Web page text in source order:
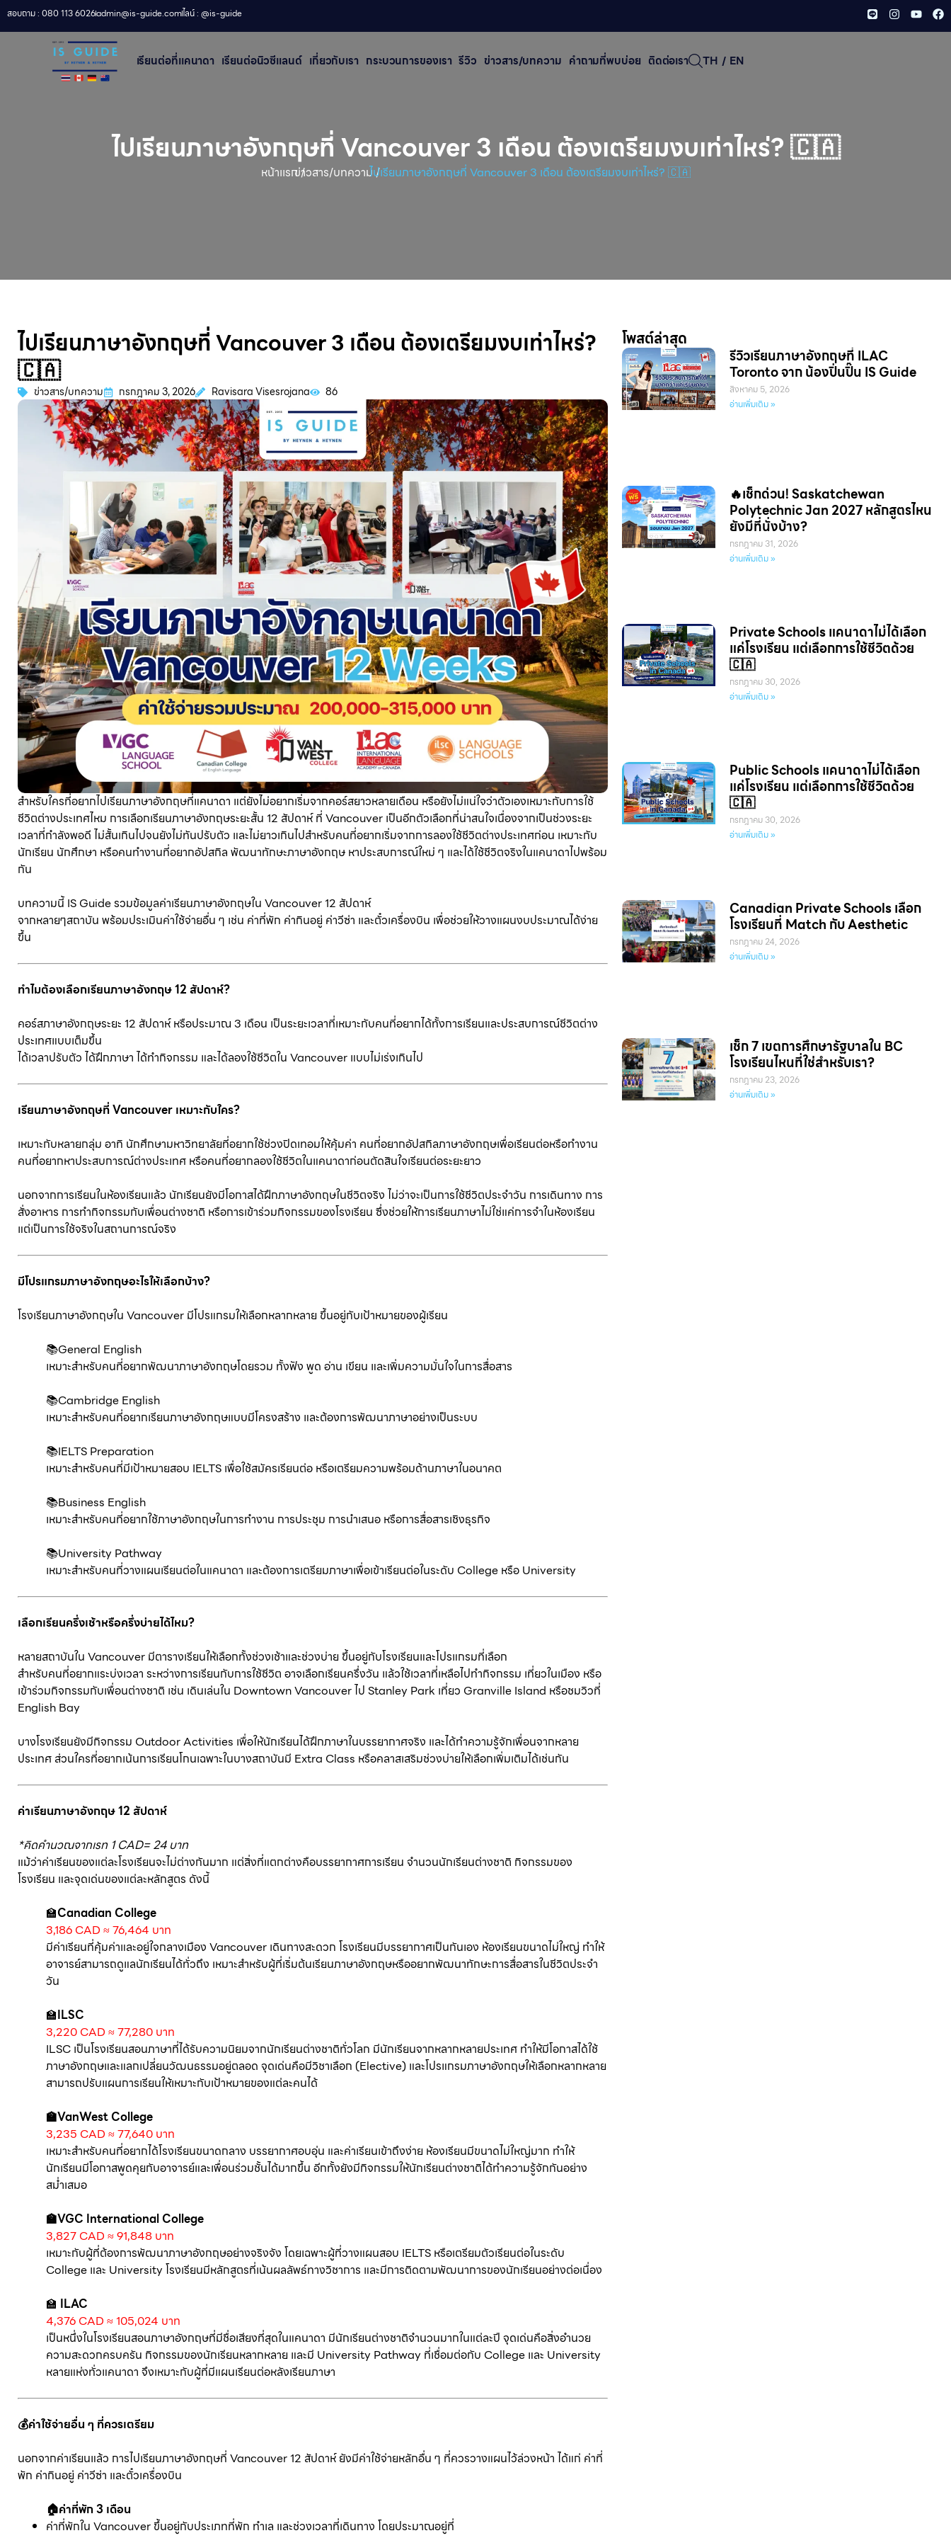
สอบถาม : 080 113 6026admin@is-guide.comไลน์ : @is-guide
เรียนต่อที่เเคนาดา เรียนต่อนิวซีแลนด์​ เกี่ยวกับเรา กระบวนการของเรา รีวิว ข่าวสาร/บทความ คําถามที่พบบ่อย ติดต่อเรา TH / EN
ไปเรียนภาษาอังกฤษที่ Vancouver 3 เดือน ต้องเตรียมงบเท่าไหร่? 🇨🇦
หน้าเเรก /ข่าวสาร/บทความ/
ไปเรียนภาษาอังกฤษที่ Vancouver 3 เดือน ต้องเตรียมงบเท่าไหร่? 🇨🇦
ไปเรียนภาษาอังกฤษที่ Vancouver 3 เดือน ต้องเตรียมงบเท่าไหร่?
🇨🇦
ข่าวสาร/บทความ กรกฎาคม 3, 2026 Ravisara Visesrojana 86
สำหรับใครที่อยากไปเรียนภาษาอังกฤษที่แคนาดา แต่ยังไม่อยากเริ่มจากคอร์สยาวหลายเดือน หรือยังไม่แน่ใจว่าตัวเองเหมาะกับการใช้
ชีวิตต่างประเทศไหม การเลือกเรียนภาษาอังกฤษระยะสั้น 12 สัปดาห์ ที่ Vancouver เป็นอีกตัวเลือกที่น่าสนใจเนื่องจากเป็นช่วงระยะ
เวลาที่กำลังพอดี ไม่สั้นเกินไปจนยังไม่ทันปรับตัว และไม่ยาวเกินไปสำหรับคนที่อยากเริ่มจากการลองใช้ชีวิตต่างประเทศก่อน เหมาะกับ
นักเรียน นักศึกษา หรือคนทำงานที่อยากอัปสกิล พัฒนาทักษะภาษาอังกฤษ หาประสบการณ์ใหม่ ๆ และได้ใช้ชีวิตจริงในแคนาดาไปพร้อม
กัน
บทความนี้ IS Guide รวมข้อมูลค่าเรียนภาษาอังกฤษใน Vancouver 12 สัปดาห์
จากหลายๆสถาบัน พร้อมประเมินค่าใช้จ่ายอื่น ๆ เช่น ค่าที่พัก ค่ากินอยู่ ค่าวีซ่า และตั๋วเครื่องบิน เพื่อช่วยให้วางแผนงบประมาณได้ง่าย
ขึ้น
ทำไมต้องเลือกเรียนภาษาอังกฤษ 12 สัปดาห์?
คอร์สภาษาอังกฤษระยะ 12 สัปดาห์ หรือประมาณ 3 เดือน เป็นระยะเวลาที่เหมาะกับคนที่อยากได้ทั้งการเรียนและประสบการณ์ชีวิตต่าง
ประเทศแบบเต็มขึ้น
ได้เวลาปรับตัว ได้ฝึกภาษา ได้ทำกิจกรรม และได้ลองใช้ชีวิตใน Vancouver แบบไม่เร่งเกินไป
เรียนภาษาอังกฤษที่ Vancouver เหมาะกับใคร?
เหมาะกับหลายกลุ่ม อาทิ นักศึกษามหาวิทยาลัยที่อยากใช้ช่วงปิดเทอมให้คุ้มค่า คนที่อยากอัปสกิลภาษาอังกฤษเพื่อเรียนต่อหรือทำงาน
คนที่อยากหาประสบการณ์ต่างประเทศ หรือคนที่อยากลองใช้ชีวิตในแคนาดาก่อนตัดสินใจเรียนต่อระยะยาว
นอกจากการเรียนในห้องเรียนแล้ว นักเรียนยังมีโอกาสได้ฝึกภาษาอังกฤษในชีวิตจริง ไม่ว่าจะเป็นการใช้ชีวิตประจำวัน การเดินทาง การ
สั่งอาหาร การทำกิจกรรมกับเพื่อนต่างชาติ หรือการเข้าร่วมกิจกรรมของโรงเรียน ซึ่งช่วยให้การเรียนภาษาไม่ใช่แค่การจำในห้องเรียน
แต่เป็นการใช้จริงในสถานการณ์จริง
มีโปรแกรมภาษาอังกฤษอะไรให้เลือกบ้าง?
โรงเรียนภาษาอังกฤษใน Vancouver มีโปรแกรมให้เลือกหลากหลาย ขึ้นอยู่กับเป้าหมายของผู้เรียน
📚General English
เหมาะสำหรับคนที่อยากพัฒนาภาษาอังกฤษโดยรวม ทั้งฟัง พูด อ่าน เขียน และเพิ่มความมั่นใจในการสื่อสาร
📚Cambridge English
เหมาะสำหรับคนที่อยากเรียนภาษาอังกฤษแบบมีโครงสร้าง และต้องการพัฒนาภาษาอย่างเป็นระบบ
📚IELTS Preparation
เหมาะสำหรับคนที่มีเป้าหมายสอบ IELTS เพื่อใช้สมัครเรียนต่อ หรือเตรียมความพร้อมด้านภาษาในอนาคต
📚Business English
เหมาะสำหรับคนที่อยากใช้ภาษาอังกฤษในการทำงาน การประชุม การนำเสนอ หรือการสื่อสารเชิงธุรกิจ
📚University Pathway
เหมาะสำหรับคนที่วางแผนเรียนต่อในแคนาดา และต้องการเตรียมภาษาเพื่อเข้าเรียนต่อในระดับ College หรือ University
เลือกเรียนครึ่งเช้าหรือครึ่งบ่ายได้ไหม?
หลายสถาบันใน Vancouver มีตารางเรียนให้เลือกทั้งช่วงเช้าและช่วงบ่าย ขึ้นอยู่กับโรงเรียนและโปรแกรมที่เลือก
สำหรับคนที่อยากแระบ่งเวลา ระหว่างการเรียนกับการใช้ชีวิต อาจเลือกเรียนครึ่งวัน แล้วใช้เวลาที่เหลือไปทำกิจกรรม เที่ยวในเมือง หรือ
เข้าร่วมกิจกรรมกับเพื่อนต่างชาติ เช่น เดินเล่นใน Downtown Vancouver ไป Stanley Park เที่ยว Granville Island หรือชมวิวที่
English Bay
บางโรงเรียนยังมีกิจกรรม Outdoor Activities เพื่อให้นักเรียนได้ฝึกภาษาในบรรยากาศจริง และได้ทำความรู้จักเพื่อนจากหลาย
ประเทศ ส่วนใครที่อยากเน้นการเรียนโกนเฉพาะในบางสถาบันมี Extra Class หรือคลาสเสริมช่วงบ่ายให้เลือกเพิ่มเติมได้เช่นกัน
ค่าเรียนภาษาอังกฤษ 12 สัปดาห์
*คิดคำนวณจากเรท 1 CAD= 24 บาท
แม้ว่าค่าเรียนของแต่ละโรงเรียนจะไม่ต่างกันมาก แต่สิ่งที่แตกต่างคือบรรยากาศการเรียน จำนวนนักเรียนต่างชาติ กิจกรรมของ
โรงเรียน และจุดเด่นของแต่ละหลักสูตร ดังนี้
🏫Canadian College
3,186 CAD ≈ 76,464 บาท
มีค่าเรียนที่คุ้มค่าและอยู่ใจกลางเมือง Vancouver เดินทางสะดวก โรงเรียนมีบรรยากาศเป็นกันเอง ห้องเรียนขนาดไม่ใหญ่ ทำให้
อาจารย์สามารถดูแลนักเรียนได้ทั่วถึง เหมาะสำหรับผู้ที่เริ่มต้นเรียนภาษาอังกฤษหรืออยากพัฒนาทักษะการสื่อสารในชีวิตประจำ
วัน
🏫ILSC
3,220 CAD ≈ 77,280 บาท
ILSC เป็นโรงเรียนสอนภาษาที่ได้รับความนิยมจากนักเรียนต่างชาติทั่วโลก มีนักเรียนจากหลากหลายประเทศ ทำให้มีโอกาสได้ใช้
ภาษาอังกฤษและแลกเปลี่ยนวัฒนธรรมอยู่ตลอด จุดเด่นคือมีวิชาเลือก (Elective) และโปรแกรมภาษาอังกฤษให้เลือกหลากหลาย
สามารถปรับแผนการเรียนให้เหมาะกับเป้าหมายของแต่ละคนได้
🏫VanWest College
3,235 CAD ≈ 77,640 บาท
เหมาะสำหรับคนที่อยากได้โรงเรียนขนาดกลาง บรรยากาศอบอุ่น และค่าเรียนเข้าถึงง่าย ห้องเรียนมีขนาดไม่ใหญ่มาก ทำให้
นักเรียนมีโอกาสพูดคุยกับอาจารย์และเพื่อนร่วมชั้นได้มากขึ้น อีกทั้งยังมีกิจกรรมให้นักเรียนต่างชาติได้ทำความรู้จักกันอย่าง
สม่ำเสมอ
🏫VGC International College
3,827 CAD ≈ 91,848 บาท
เหมาะกับผู้ที่ต้องการพัฒนาภาษาอังกฤษอย่างจริงจัง โดยเฉพาะผู้ที่วางแผนสอบ IELTS หรือเตรียมตัวเรียนต่อในระดับ
College และ University โรงเรียนมีหลักสูตรที่เน้นผลลัพธ์ทางวิชาการ และมีการติดตามพัฒนาการของนักเรียนอย่างต่อเนื่อง
🏫 ILAC
4,376 CAD ≈ 105,024 บาท
เป็นหนึ่งในโรงเรียนสอนภาษาอังกฤษที่มีชื่อเสียงที่สุดในแคนาดา มีนักเรียนต่างชาติจำนวนมากในแต่ละปี จุดเด่นคือสิ่งอำนวย
ความสะดวกครบครัน กิจกรรมของนักเรียนหลากหลาย และมี University Pathway ที่เชื่อมต่อกับ College และ University
หลายแห่งทั่วแคนาดา จึงเหมาะกับผู้ที่มีแผนเรียนต่อหลังเรียนภาษา
💰ค่าใช้จ่ายอื่น ๆ ที่ควรเตรียม
นอกจากค่าเรียนแล้ว การไปเรียนภาษาอังกฤษที่ Vancouver 12 สัปดาห์ ยังมีค่าใช้จ่ายหลักอื่น ๆ ที่ควรวางแผนไว้ล่วงหน้า ได้แก่ ค่าที่
พัก ค่ากินอยู่ ค่าวีซ่า และตั๋วเครื่องบิน
🏠ค่าที่พัก 3 เดือน
ค่าที่พักใน Vancouver ขึ้นอยู่กับประเภทที่พัก ทำเล และช่วงเวลาที่เดินทาง โดยประมาณอยู่ที่
โพสต์ล่าสุด
รีวิวเรียนภาษาอังกฤษที่ ILAC
Toronto จาก น้องปิ่นปิ๊น IS Guide
สิงหาคม 5, 2026
อ่านเพิ่มเติม »
🔥เช็กด่วน! Saskatchewan
Polytechnic Jan 2027 หลักสูตรไหน
ยังมีที่นั่งบ้าง?
กรกฎาคม 31, 2026
อ่านเพิ่มเติม »
Private Schools แคนาดาไม่ได้เลือก
แค่โรงเรียน แต่เลือกการใช้ชีวิตด้วย
🇨🇦
กรกฎาคม 30, 2026
อ่านเพิ่มเติม »
Public Schools แคนาดาไม่ได้เลือก
แค่โรงเรียน แต่เลือกการใช้ชีวิตด้วย
🇨🇦
กรกฎาคม 30, 2026
อ่านเพิ่มเติม »
Canadian Private Schools เลือก
โรงเรียนที่ Match กับ Aesthetic
กรกฎาคม 24, 2026
อ่านเพิ่มเติม »
เช็ก 7 เขตการศึกษารัฐบาลใน BC
โรงเรียนไหนที่ใช่สำหรับเรา?
กรกฎาคม 23, 2026
อ่านเพิ่มเติม »